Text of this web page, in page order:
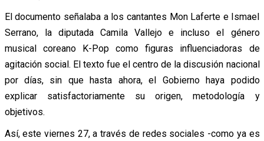
El documento señalaba a los cantantes Mon Laferte e Ismael
Serrano, la diputada Camila Vallejo e incluso el género
musical coreano K-Pop como figuras influenciadoras de
agitación social. El texto fue el centro de la discusión nacional
por días, sin que hasta ahora, el Gobierno haya podido
explicar satisfactoriamente su origen, metodología y
objetivos.
Así, este viernes 27, a través de redes sociales -como ya es